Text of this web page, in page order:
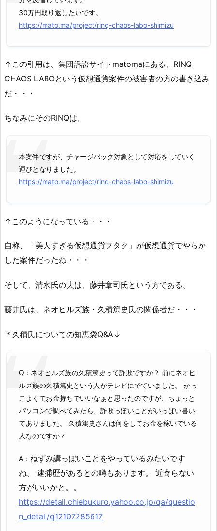
30万円取り返したいです。
https://mato.ma/project/rinq-chaos-labo-shimizu
↑この引用は、集団訴訟サイトmatomaにある、RINQ
CHAOS LABOという仮想通貨案件の被害者の方の書き込み
だ・・・
ちなみにそのRINQは、
本案件ですが、チャージバック対象として対応をしていく
運びとなりました。
https://mato.ma/project/rinq-chaos-labo-shimizu
↑このようになっている・・・
自称、「美人すぎる仮想通貨ヲタク」が仮想通貨でやらか
した案件だったね・・・
そして、清水氏の夫は、藤井章司氏という方である。
藤井氏は、ネオヒルズ族・久積篤史氏の関係者だ・・・
＊久積氏についての知恵袋Q&A↓
Q：ネオヒルズ族の久積篤史って詐欺ですか？ 前にネオヒ
ルズ族の久積篤史という人がテレビにでていました。 かっ
こよくてお金持ちでいいなぁと思ったのですが、ちょっと
パソコンで調べてみたら、詐欺っぽいことがいっぱい書い
てありました。 久積篤史さんは何をしてお金を稼いでいる
人なのですか？
A： ねずみ講っぽいことをやっているみたいです
ね。 逮捕歴があるとの噂もあります。 近寄らない
方がいいかと。。
https://detail.chiebukuro.yahoo.co.jp/qa/questio
n_detail/q12107285617